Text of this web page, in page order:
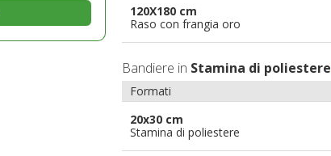
120X180 cm
Raso con frangia oro
Bandiere in Stamina di poliestere
Formati
20x30 cm
Stamina di poliestere